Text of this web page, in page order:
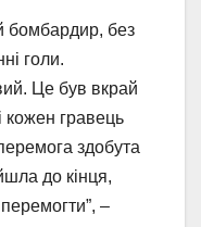
бомбардир, без
голи.
Це був вкрай
кожен гравець
здобута
до кінця,
–